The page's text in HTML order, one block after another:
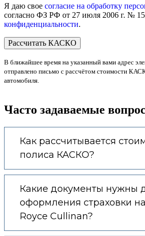
Я даю свое согласие на обработку
согласно ФЗ РФ от 27 июля 2006 г. №
конфиденциальности.
В ближайшее время на указанный вами адрес
отправлено письмо с рассчётом стоимости
автомобиля.
Часто задаваемые
Как рассчитывается
полиса КАСКО?
Какие документы нужны
оформления страховки
Royce Cullinan?